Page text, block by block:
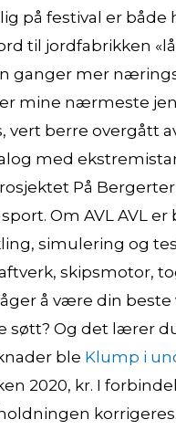
på festival er
til jordfabrikken
ganger mer
mine nærmeste
berre overgått
med
På
Om AVL AVL
simulering og
skipsmotor,
å være din
søtt? Og det lærer
ble Klump i
2020, kr. I